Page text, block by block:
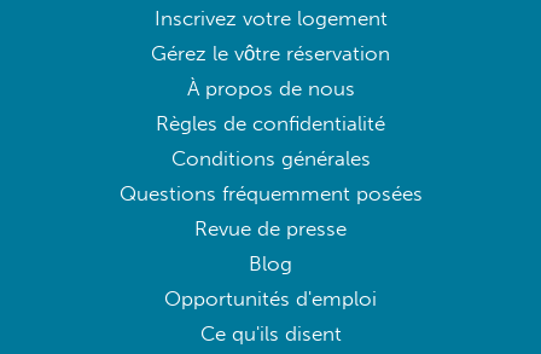
Inscrivez votre logement
Gérez le vôtre réservation
À propos de nous
Règles de confidentialité
Conditions générales
Questions fréquemment posées
Revue de presse
Blog
Opportunités d'emploi
Ce qu'ils disent